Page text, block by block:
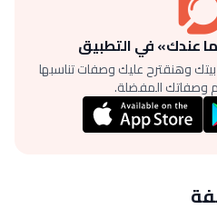
عندك» في التطبيق
وهنقترح عليك وصفات تناسبها
المفضلة.